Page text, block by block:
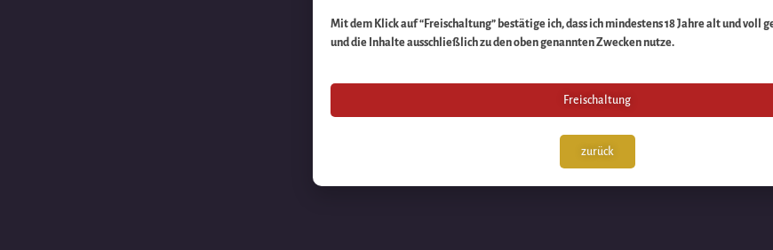
Mit dem Klick auf “Freischaltung” bestätige ich, dass ich mindestens 18 Jahre alt und voll
und die Inhalte ausschließlich zu den oben genannten Zwecken nutze.
Freischaltung
zurück